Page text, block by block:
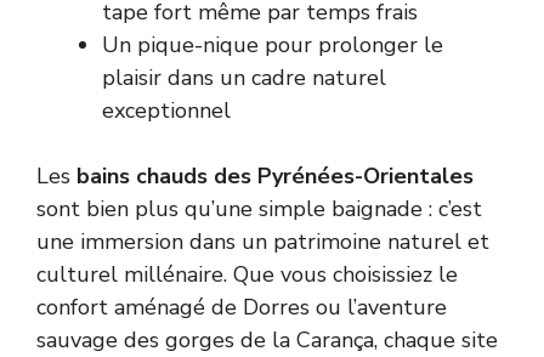
tape fort même par temps frais
Un pique-nique pour prolonger le
plaisir dans un cadre naturel
exceptionnel
Les bains chauds des Pyrénées-Orientales
sont bien plus qu’une simple baignade : c’est
une immersion dans un patrimoine naturel et
culturel millénaire. Que vous choisissiez le
confort aménagé de Dorres ou l’aventure
sauvage des gorges de la Carança, chaque site